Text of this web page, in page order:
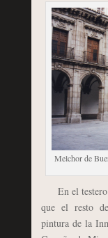
Melchor de
En el testero
que el resto
pintura de la